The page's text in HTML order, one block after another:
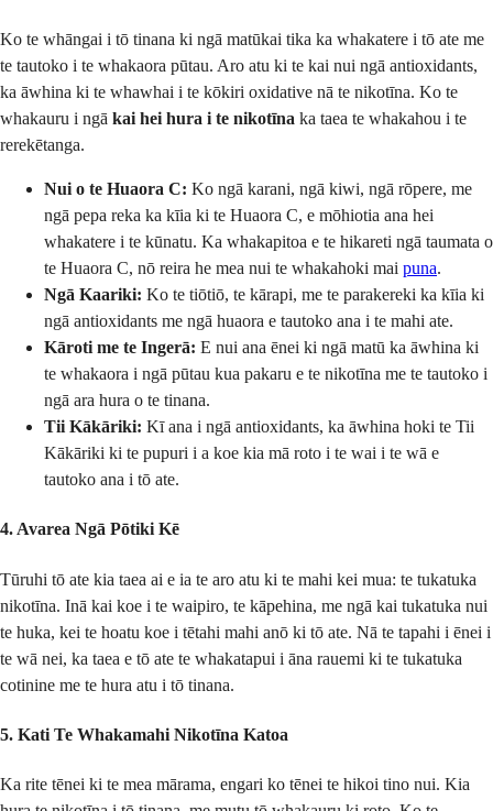
Ko te whāngai i tō tinana ki ngā matūkai tika ka whakatere i tō ate me
te tautoko i te whakaora pūtau. Aro atu ki te kai nui ngā antioxidants,
ka āwhina ki te whawhai i te kōkiri oxidative nā te nikotīna. Ko te
whakauru i ngā kai hei hura i te nikotīna ka taea te whakahou i te
rerekētanga.
Nui o te Huaora C: Ko ngā karani, ngā kiwi, ngā rōpere, me
ngā pepa reka ka kīia ki te Huaora C, e mōhiotia ana hei
whakatere i te kūnatu. Ka whakapitoa e te hikareti ngā taumata o
te Huaora C, nō reira he mea nui te whakahoki mai puna.
Ngā Kaariki: Ko te tiōtiō, te kārapi, me te parakereki ka kīia ki
ngā antioxidants me ngā huaora e tautoko ana i te mahi ate.
Kāroti me te Ingerā: E nui ana ēnei ki ngā matū ka āwhina ki
te whakaora i ngā pūtau kua pakaru e te nikotīna me te tautoko i
ngā ara hura o te tinana.
Tii Kākāriki: Kī ana i ngā antioxidants, ka āwhina hoki te Tii
Kākāriki ki te pupuri i a koe kia mā roto i te wai i te wā e
tautoko ana i tō ate.
4. Avarea Ngā Pōtiki Kē
Tūruhi tō ate kia taea ai e ia te aro atu ki te mahi kei mua: te tukatuka
nikotīna. Inā kai koe i te waipiro, te kāpehina, me ngā kai tukatuka nui
te huka, kei te hoatu koe i tētahi mahi anō ki tō ate. Nā te tapahi i ēnei i
te wā nei, ka taea e tō ate te whakatapui i āna rauemi ki te tukatuka
cotinine me te hura atu i tō tinana.
5. Kati Te Whakamahi Nikotīna Katoa
Ka rite tēnei ki te mea mārama, engari ko tēnei te hikoi tino nui. Kia